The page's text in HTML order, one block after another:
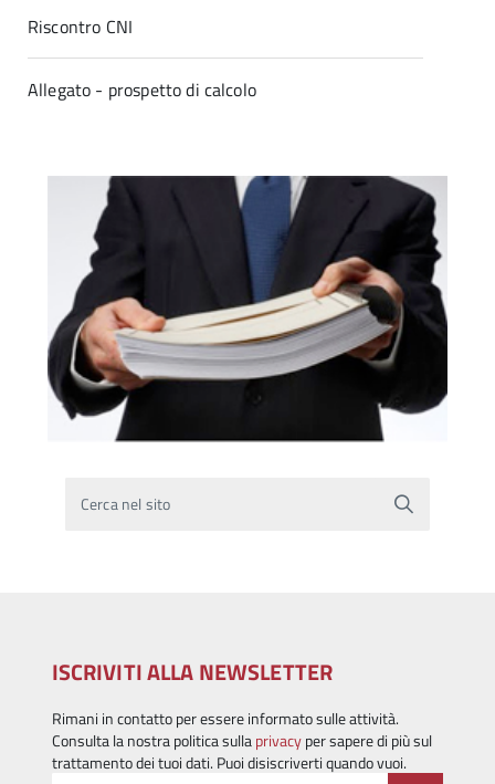
Riscontro CNI
Allegato - prospetto di calcolo
Cerca nel sito
ISCRIVITI ALLA NEWSLETTER
Rimani in contatto per essere informato sulle attività.
Consulta la nostra politica sullaprivacyper sapere di più sul
trattamento dei tuoi dati. Puoi disiscriverti quando vuoi.